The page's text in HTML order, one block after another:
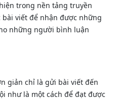
trong nền tảng truyền
bài viết để nhận được những
những người bình luận
giản chỉ là gửi bài viết đến
như là một cách để đạt được